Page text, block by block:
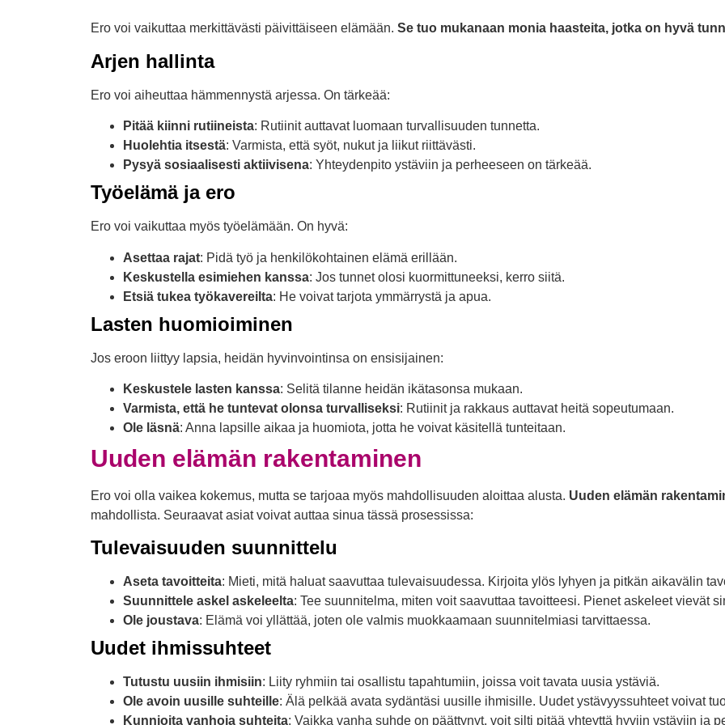
Ero voi vaikuttaa merkittävästi päivittäiseen elämään. Se tuo mukanaan monia haasteita, jotka on hyvä
Arjen hallinta
Ero voi aiheuttaa hämmennystä arjessa. On tärkeää:
Pitää kiinni rutiineista: Rutiinit auttavat luomaan turvallisuuden tunnetta.
Huolehtia itsestä: Varmista, että syöt, nukut ja liikut riittävästi.
Pysyä sosiaalisesti aktiivisena: Yhteydenpito ystäviin ja perheeseen on tärkeää.
Työelämä ja ero
Ero voi vaikuttaa myös työelämään. On hyvä:
Asettaa rajat: Pidä työ ja henkilökohtainen elämä erillään.
Keskustella esimiehen kanssa: Jos tunnet olosi kuormittuneeksi, kerro siitä.
Etsiä tukea työkavereilta: He voivat tarjota ymmärrystä ja apua.
Lasten huomioiminen
Jos eroon liittyy lapsia, heidän hyvinvointinsa on ensisijainen:
Keskustele lasten kanssa: Selitä tilanne heidän ikätasonsa mukaan.
Varmista, että he tuntevat olonsa turvalliseksi: Rutiinit ja rakkaus auttavat heitä sopeutumaan.
Ole läsnä: Anna lapsille aikaa ja huomiota, jotta he voivat käsitellä tunteitaan.
Uuden elämän rakentaminen
Ero voi olla vaikea kokemus, mutta se tarjoaa myös mahdollisuuden aloittaa alusta. Uuden elämän
mahdollista. Seuraavat asiat voivat auttaa sinua tässä prosessissa:
Tulevaisuuden suunnittelu
Aseta tavoitteita: Mieti, mitä haluat saavuttaa tulevaisuudessa. Kirjoita ylös lyhyen ja pitkän aikavälin
Suunnittele askel askeleelta: Tee suunnitelma, miten voit saavuttaa tavoitteesi. Pienet askeleet vievät
Ole joustava: Elämä voi yllättää, joten ole valmis muokkaamaan suunnitelmiasi tarvittaessa.
Uudet ihmissuhteet
Tutustu uusiin ihmisiin: Liity ryhmiin tai osallistu tapahtumiin, joissa voit tavata uusia ystäviä.
Ole avoin uusille suhteille: Älä pelkää avata sydäntäsi uusille ihmisille. Uudet ystävyyssuhteet voivat
Kunnioita vanhoja suhteita: Vaikka vanha suhde on päättynyt, voit silti pitää yhteyttä hyviin ystäviin ja